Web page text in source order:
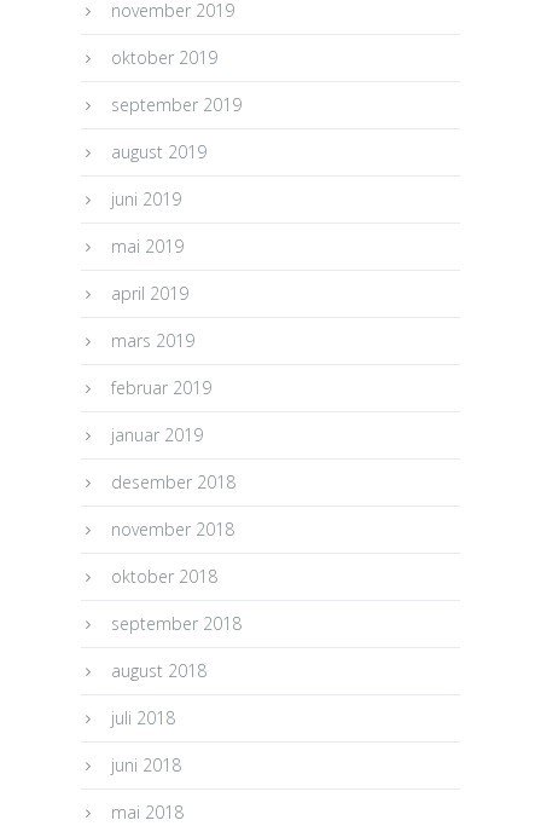
november 2019
oktober 2019
september 2019
august 2019
juni 2019
mai 2019
april 2019
mars 2019
februar 2019
januar 2019
desember 2018
november 2018
oktober 2018
september 2018
august 2018
juli 2018
juni 2018
mai 2018